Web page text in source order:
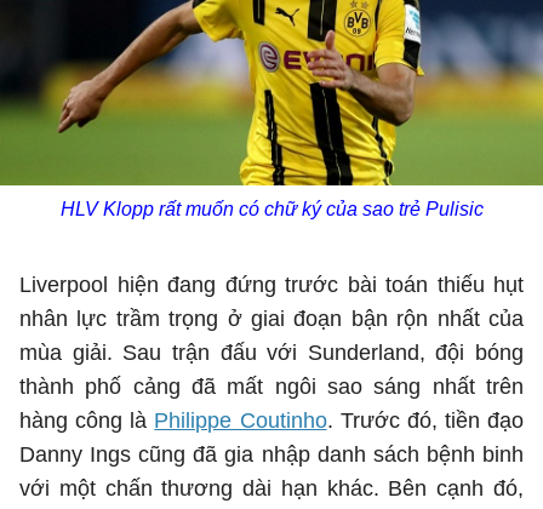
HLV Klopp rất muốn có chữ ký của sao trẻ Pulisic
Liverpool hiện đang đứng trước bài toán thiếu hụt
nhân lực trầm trọng ở giai đoạn bận rộn nhất của
mùa giải. Sau trận đấu với Sunderland, đội bóng
thành phố cảng đã mất ngôi sao sáng nhất trên
hàng công là Philippe Coutinho. Trước đó, tiền đạo
Danny Ings cũng đã gia nhập danh sách bệnh binh
với một chấn thương dài hạn khác. Bên cạnh đó,